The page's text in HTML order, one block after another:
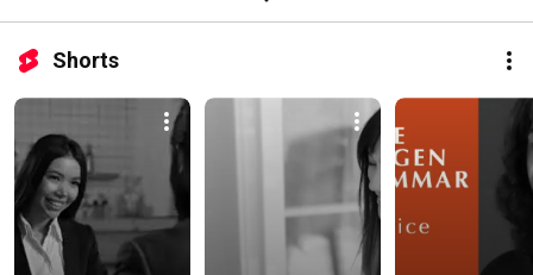
Shorts